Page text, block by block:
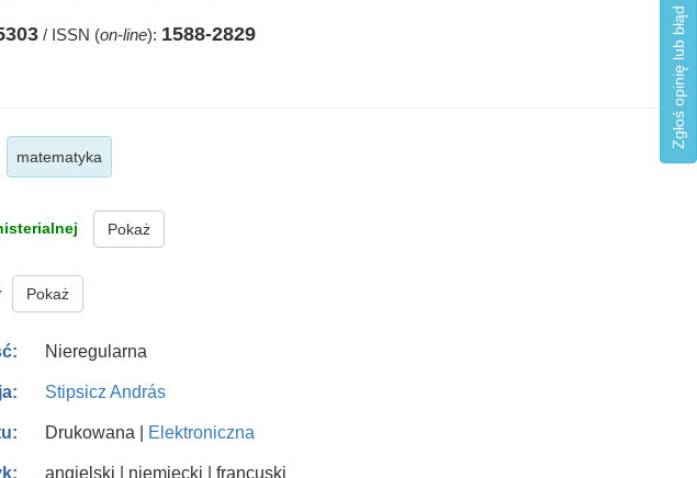
Zgłoś opinię lub błąd
/ ISSN (on-line): 1588-2829
matematyka
Pokaż
Pokaż
Nieregularna
Stipsicz András
Drukowana | Elektroniczna
angielski | niemiecki | francuski